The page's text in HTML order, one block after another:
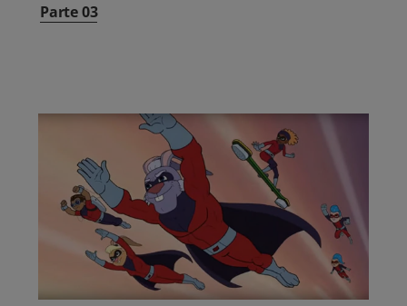
Parte 03